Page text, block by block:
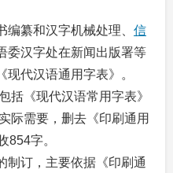
纂和汉字机械处理、 信
委汉字处在新闻出版署等
代汉语通用字表》。
括《现代汉语常用字表》
际需要，删去《印刷通用
854字。
制订，主要依据《印刷通